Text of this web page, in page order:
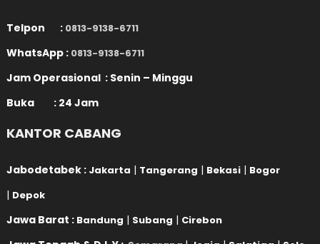
Telpon : 0813-9138-6711
WhatsApp : 0813-9138-6711
Jam Operasional : Senin – Minggu
Buka : 24 Jam
KANTOR CABANG
Jabodetabek : Jakarta | Tangerang | Bekasi | Bogor
| Depok
Jawa Barat : Bandung | Subang | Cirebon